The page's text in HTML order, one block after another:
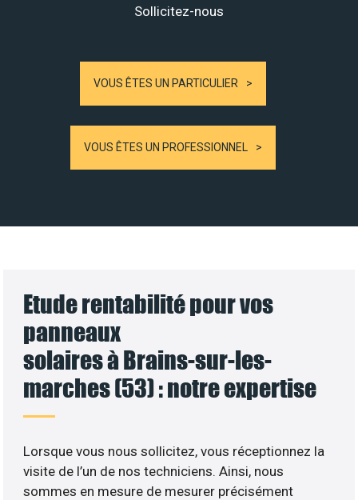
Sollicitez-nous
VOUS ÊTES UN PARTICULIER
VOUS ÊTES UN PROFESSIONNEL
Etude rentabilité pour vos
panneaux
solaires à Brains-sur-les-
marches (53) : notre expertise
Lorsque vous nous sollicitez, vous réceptionnez la
visite de l’un de nos techniciens. Ainsi, nous
sommes en mesure de mesurer précisément